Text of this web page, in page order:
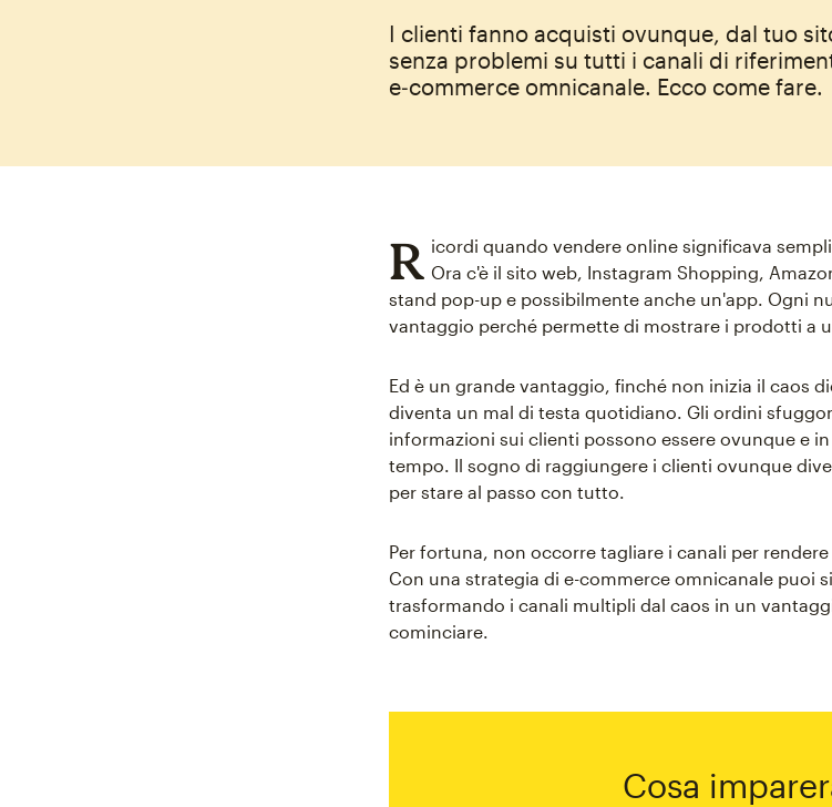
I clienti fanno acquisti ovunque, dal tuo
senza problemi su tutti i canali di
e‑commerce omnicanale. Ecco come fare.
R icordi quando vendere online significava
Ora c'è il sito web, Instagram Shopping,
stand pop-up e possibilmente anche un'app. Ogni
vantaggio perché permette di mostrare i prodotti a
Ed è un grande vantaggio, finché non inizia il caos
diventa un mal di testa quotidiano. Gli ordini
informazioni sui clienti possono essere ovunque e
tempo. Il sogno di raggiungere i clienti ovunque
per stare al passo con tutto.
Per fortuna, non occorre tagliare i canali per
Con una strategia di e-commerce omnicanale puoi
trasformando i canali multipli dal caos in un
cominciare.
Cosa